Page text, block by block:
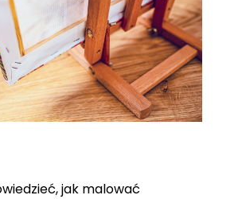
jak malować